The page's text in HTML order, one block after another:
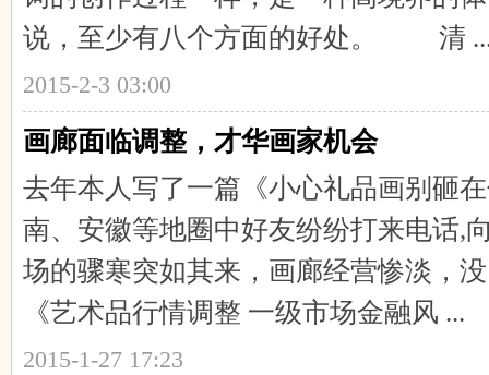
说，至少有八个方面的好处。 清
2015-2-3 03:00
画廊面临调整，才华画家机会
去年本人写了一篇《小心礼品画别砸
南、安徽等地圈中好友纷纷打来电话,
场的骤寒突如其来，画廊经营惨淡，
《艺术品行情调整 一级市场金融风 ...
2015-1-27 17:23